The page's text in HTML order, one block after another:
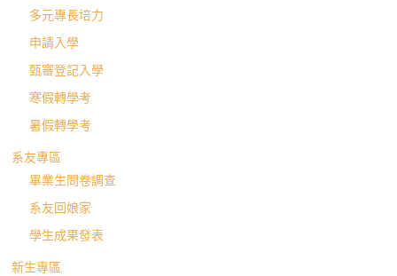
多元專長培力
申請入學
甄審登記入學
寒假轉學考
暑假轉學考
系友專區
畢業生問卷調查
系友回娘家
學生成果發表
新生專區